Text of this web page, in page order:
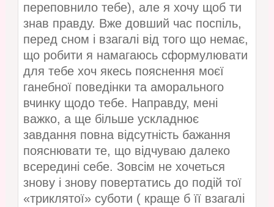
переповнило тебе), але я хочу щоб ти
знав правду. Вже довший час поспіль,
перед сном і взагалі від того що немає,
що робити я намагаюсь сформулювати
для тебе хоч якесь пояснення моєї
ганебної поведінки та аморального
вчинку щодо тебе. Направду, мені
важко, а ще більше ускладнює
завдання повна відсутність бажання
пояснювати те, що відчуваю далеко
всередині себе. Зовсім не хочеться
знову і знову повертатись до подій тої
«триклятої» суботи ( краще б її взагалі